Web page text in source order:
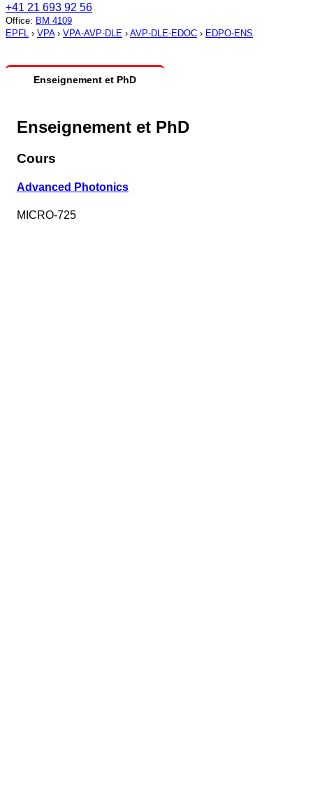
+41 21 693 92 56
Office: BM 4109
EPFL › VPA› VPA-AVP-DLE › AVP-DLE-EDOC › EDPO-ENS
Enseignement et PhD
Enseignement et PhD
Cours
Advanced Photonics
MICRO-725